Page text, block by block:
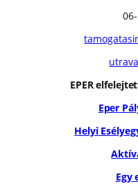
EPER
Eper
Helyi
Egy